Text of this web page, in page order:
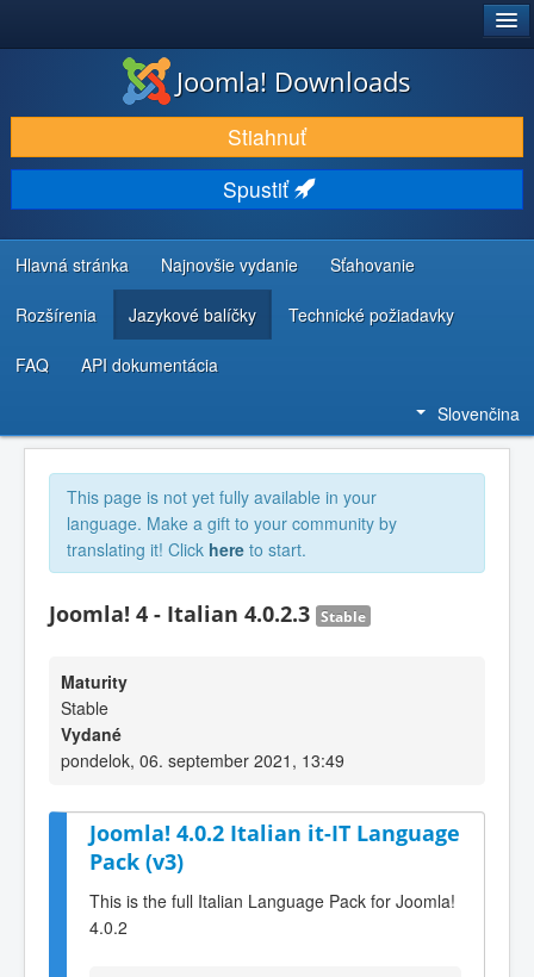
STIAHNUŤ & ROZŠÍRIŤ
OBJAVUJTE & UČTE SA
KOMUNITA & PODPORA
ZDROJE INFORMÁCIÍ PRE VÝVOJÁROV
Joomla! Downloads
Stiahnuť
Spustiť
Hlavná stránka Najnovšie vydanie Sťahovanie
Rozšírenia Jazykové balíčky Technické požiadavky
FAQ API dokumentácia
Slovenčina
This page is not yet fully available in your
language. Make a gift to your community by
translating it! Click here to start.
Joomla! 4 - Italian 4.0.2.3 Stable
Maturity
Stable
Vydané
pondelok, 06. september 2021, 13:49
Joomla! 4.0.2 Italian it-IT Language
Pack (v3)
This is the full Italian Language Pack for Joomla!
4.0.2